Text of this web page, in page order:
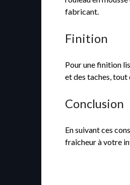
fabricant.
Finition
Pour une finition
et des taches,
Conclusion
En suivant ces
fraîcheur à votre